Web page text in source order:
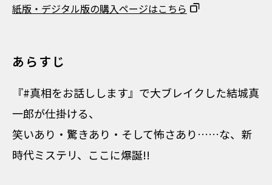
紙版・デジタル版の購入ページはこちら
あらすじ
『#真相をお話しします』で大ブレイクした結城真
一郎が仕掛ける、
笑いあり・驚きあり・そして怖さあり……な、新
時代ミステリ、ここに爆誕!!